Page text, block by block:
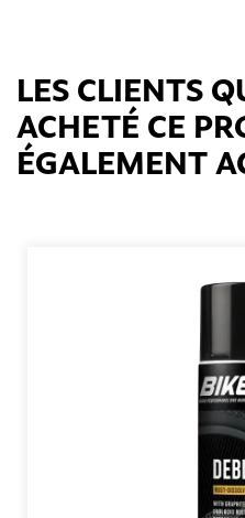
LES CLIENTS
ACHETÉ CE
ÉGALEMENT